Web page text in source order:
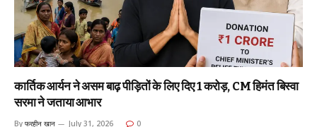
कार्तिक आर्यन ने असम बाढ़ पीड़ितों के लिए दिए ₹1 करोड़, CM हिमंत बिस्वा
सरमा ने जताया आभार
By फरहीन खान July 31, 2026 0